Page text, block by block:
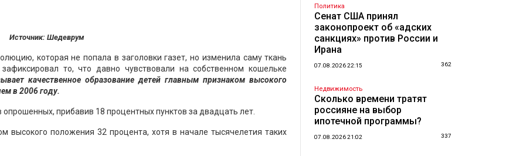
Источник: Шедеврум
которая не попала в заголовки газет, но изменила саму ткань
то, что давно чувствовали на собственном кошельке
качественное образование детей главным признаком высокого
в 2006 году.
прибавив 18 процентных пунктов за двадцать лет.
высокого положения 32 процента, хотя в начале тысячелетия таких
Политика
Сенат США принял
законопроект об «адских
санкциях» против России и
Ирана
07.08.2026 22:15 362
Недвижимость
Сколько времени тратят
россияне на выбор
ипотечной программы?
07.08.2026 21:02 337